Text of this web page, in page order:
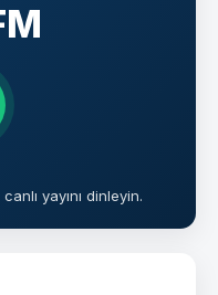
yayını dinleyin.